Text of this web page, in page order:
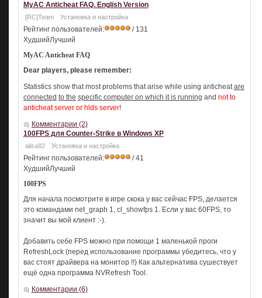
MyAC Anticheat FAQ. English Version
[RC]Team Установка и настройка
Рейтинг пользователей:
/ 131
ХудшийЛучший
MyAC Anticheat FAQ
Dear players, please remember:
Statistics show that most problems that arise while using anticheatare
connected to the specific computer on which it is running and not to
anticheat server or hlds server!
Комментарии (2)
100FPS для Counter-Strike в Windows XP
alisa82 Установка и настройка
Рейтинг пользователей:
/ 41
ХудшийЛучший
100FPS
Для начала посмотрите в игре скока у вас сейчас FPS, делается
это командами net_graph 1, cl_showfps 1. Если у вас 60FPS, то
значит вы мой клиент :-).
Добавить себе FPS можно при помощи 1 маленькой проги
RefreshLock (перед использование программы убедитесь, что у
вас стоят драйвера на монитор !!) Как альтернатива сушествует
ещё одна программа NVRefresh Tool.
Комментарии (6)